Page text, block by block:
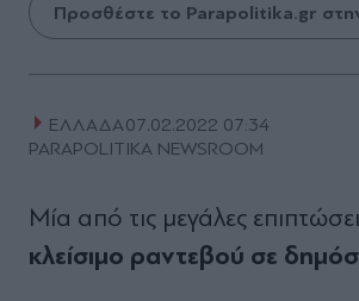
Προσθέστε το Parapolitika.gr
ΕΛΛΑΔΑ07.02.2022 07:34
PARAPOLITIKA NEWSROOM
Μία από τις μεγάλες
κλείσιμο ραντεβού σε